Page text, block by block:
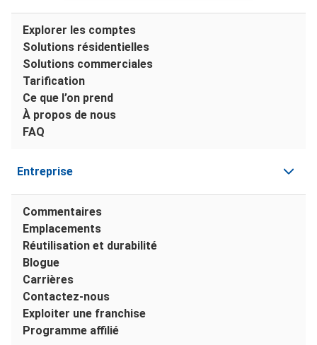
Explorer les comptes
Solutions résidentielles
Solutions commerciales
Tarification
Ce que l’on prend
À propos de nous
FAQ
Entreprise
Commentaires
Emplacements
Réutilisation et durabilité
Blogue
Carrières
Contactez-nous
Exploiter une franchise
Programme affilié